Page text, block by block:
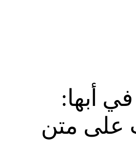
أبها:
على متن